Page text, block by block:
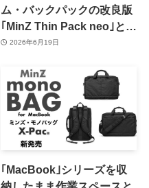
ム・バックパックの改良版
｢MinZ Thin Pack neo｣と
｢MinZ Thin Pack Pro｣が登
2026年6月19日
｢MacBook｣シリーズを収